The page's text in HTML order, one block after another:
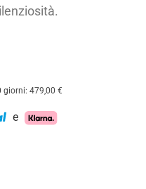
giorni: 479,00 €
e